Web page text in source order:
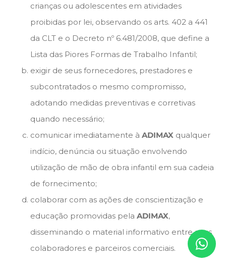
crianças ou adolescentes em atividades
proibidas por lei, observando os arts. 402 a 441
da CLT e o Decreto nº 6.481/2008, que define a
Lista das Piores Formas de Trabalho Infantil;
exigir de seus fornecedores, prestadores e
subcontratados o mesmo compromisso,
adotando medidas preventivas e corretivas
quando necessário;
comunicar imediatamente à ADIMAX qualquer
indício, denúncia ou situação envolvendo
utilização de mão de obra infantil em sua cadeia
de fornecimento;
colaborar com as ações de conscientização e
educação promovidas pela ADIMAX,
disseminando o material informativo entre seus
colaboradores e parceiros comerciais.